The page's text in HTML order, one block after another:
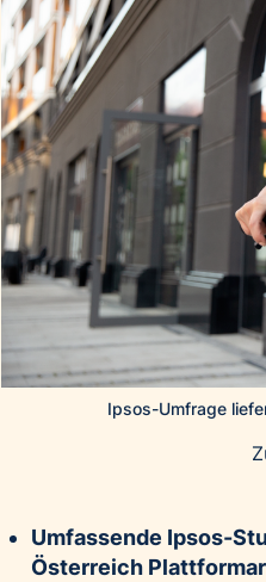
Ipsos-Umfrage
Umfassende Ipsos-
Österreich